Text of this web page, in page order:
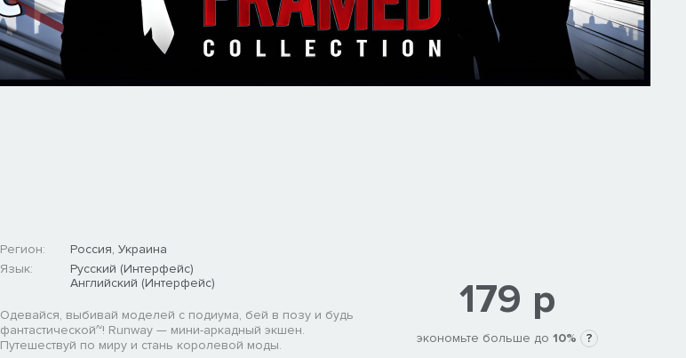
Регион:
Россия, Украина
Язык:
Русский (Интерфейс)
Английский (Интерфейс)
Одевайся, выбивай моделей с подиума, бей в позу и будь
фантастической~! Runway — мини-аркадный экшен.
Путешествуй по миру и стань королевой моды.
179 р
экономьте больше до10% ?